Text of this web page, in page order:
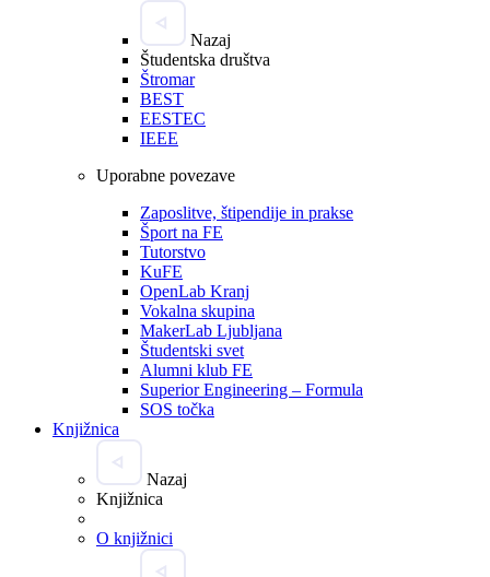
Nazaj
Študentska društva
Štromar
BEST
EESTEC
IEEE
Uporabne povezave
Zaposlitve, štipendije in prakse
Šport na FE
Tutorstvo
KuFE
OpenLab Kranj
Vokalna skupina
MakerLab Ljubljana
Študentski svet
Alumni klub FE
Superior Engineering – Formula
SOS točka
Knjižnica
Nazaj
Knjižnica
O knjižnici